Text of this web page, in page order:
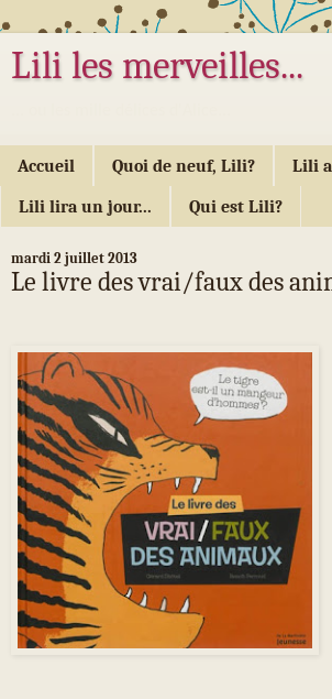
Lili les merveilles...
Accueil Quoi de neuf, Lili? Lili
Lili lira un jour... Qui est Lili?
mardi 2 juillet 2013
Le livre des vrai/faux des